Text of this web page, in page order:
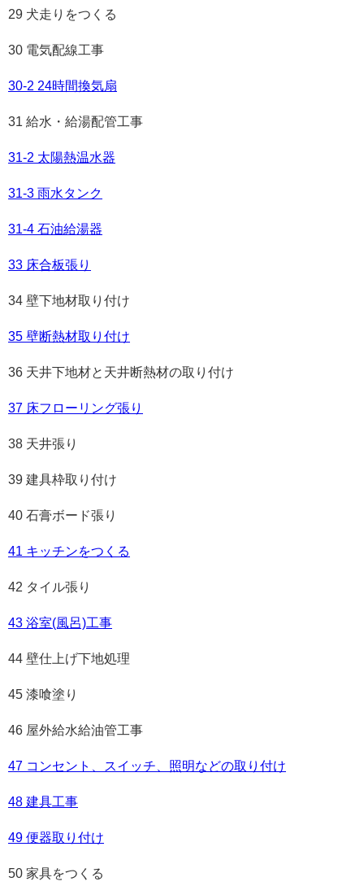
29 犬走りをつくる
30 電気配線工事
30-2 24時間換気扇
31 給水・給湯配管工事
31-2 太陽熱温水器
31-3 雨水タンク
31-4 石油給湯器
33 床合板張り
34 壁下地材取り付け
35 壁断熱材取り付け
36 天井下地材と天井断熱材の取り付け
37 床フローリング張り
38 天井張り
39 建具枠取り付け
40 石膏ボード張り
41 キッチンをつくる
42 タイル張り
43 浴室(風呂)工事
44 壁仕上げ下地処理
45 漆喰塗り
46 屋外給水給油管工事
47 コンセント、スイッチ、照明などの取り付け
48 建具工事
49 便器取り付け
50 家具をつくる